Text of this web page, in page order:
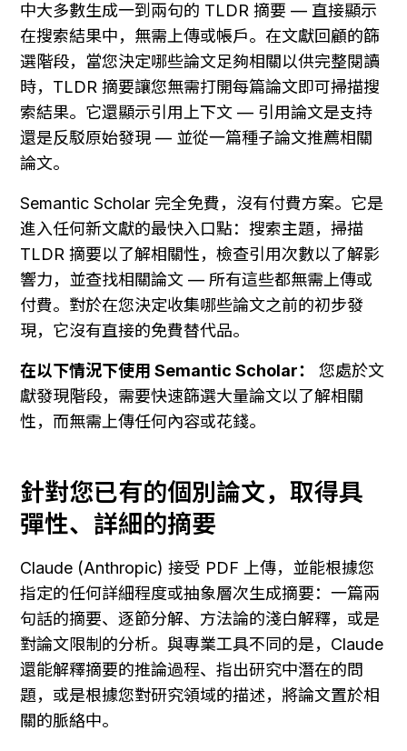
中大多數生成一到兩句的 TLDR 摘要 — 直接顯示
在搜索結果中，無需上傳或帳戶。在文獻回顧的篩
選階段，當您決定哪些論文足夠相關以供完整閱讀
時，TLDR 摘要讓您無需打開每篇論文即可掃描搜
索結果。它還顯示引用上下文 — 引用論文是支持
還是反駁原始發現 — 並從一篇種子論文推薦相關
論文。
Semantic Scholar 完全免費，沒有付費方案。它是
進入任何新文獻的最快入口點：搜索主題，掃描
TLDR 摘要以了解相關性，檢查引用次數以了解影
響力，並查找相關論文 — 所有這些都無需上傳或
付費。對於在您決定收集哪些論文之前的初步發
現，它沒有直接的免費替代品。
在以下情況下使用 Semantic Scholar：
您處於文
獻發現階段，需要快速篩選大量論文以了解相關
性，而無需上傳任何內容或花錢。
針對您已有的個別論文，取得具
彈性、詳細的摘要
Claude (Anthropic) 接受 PDF 上傳，並能根據您
指定的任何詳細程度或抽象層次生成摘要：一篇兩
句話的摘要、逐節分解、方法論的淺白解釋，或是
對論文限制的分析。與專業工具不同的是，Claude
還能解釋摘要的推論過程、指出研究中潛在的問
題，或是根據您對研究領域的描述，將論文置於相
關的脈絡中。